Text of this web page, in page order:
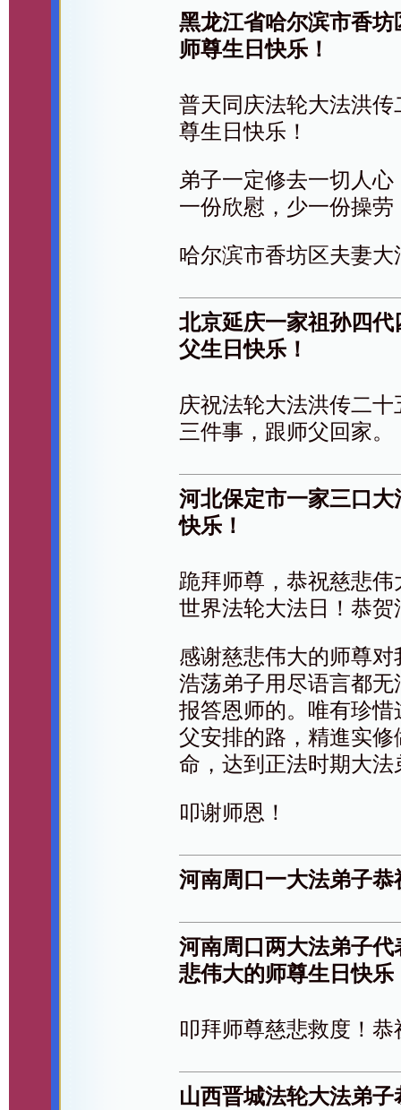
黑龙江省哈尔滨市香
师尊生日快乐！
普天同庆法轮大法洪
尊生日快乐！
弟子一定修去一切人
一份欣慰，少一份操劳
哈尔滨市香坊区夫妻
北京延庆一家祖孙四
父生日快乐！
庆祝法轮大法洪传二
三件事，跟师父回家。
河北保定市一家三口
快乐！
跪拜师尊，恭祝慈悲
世界法轮大法日！恭
感谢慈悲伟大的师尊
浩荡弟子用尽语言都
报答恩师的。唯有珍
父安排的路，精進实
命，达到正法时期大法
叩谢师恩！
河南周口一大法弟子
河南周口两大法弟子
悲伟大的师尊生日快乐
叩拜师尊慈悲救度！
山西晋城法轮大法弟